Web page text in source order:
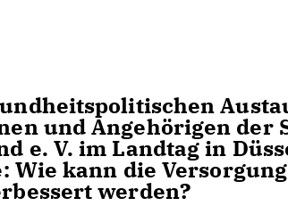
und Angehörigen der
e. V. im Landtag in
Wie kann die
werden?